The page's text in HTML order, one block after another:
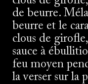
de beurre.
beurre et le
clous de
sauce à
feu moyen
la verser sur la